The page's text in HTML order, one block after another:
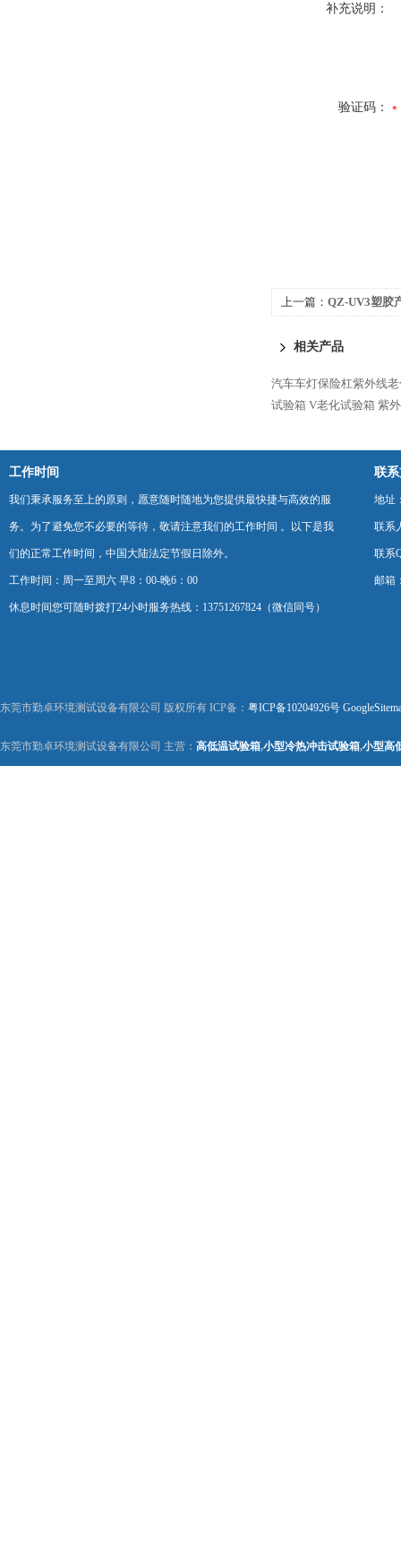
补充说明：
验证码：
上一篇： QZ-UV3塑胶
相关产品
汽车车灯保险杠紫外线
试验箱 V老化试验箱 紫
工作时间
我们秉承服务至上的原则，愿意随时随地为您提供最快捷与高效的服
务。为了避免您不必要的等待，敬请注意我们的工作时间 。以下是我
们的正常工作时间，中国大陆法定节假日除外。
工作时间：周一至周六 早8：00-晚6：00
休息时间您可随时拨打24小时服务热线：13751267824（微信同号）
联
地址
联系
联系
邮箱
东莞市勤卓环境测试设备有限公司 版权所有 ICP备： 粤ICP备10204926号
东莞市勤卓环境测试设备有限公司 主营： 高低温试验箱,小型冷热冲击试验箱,小型高